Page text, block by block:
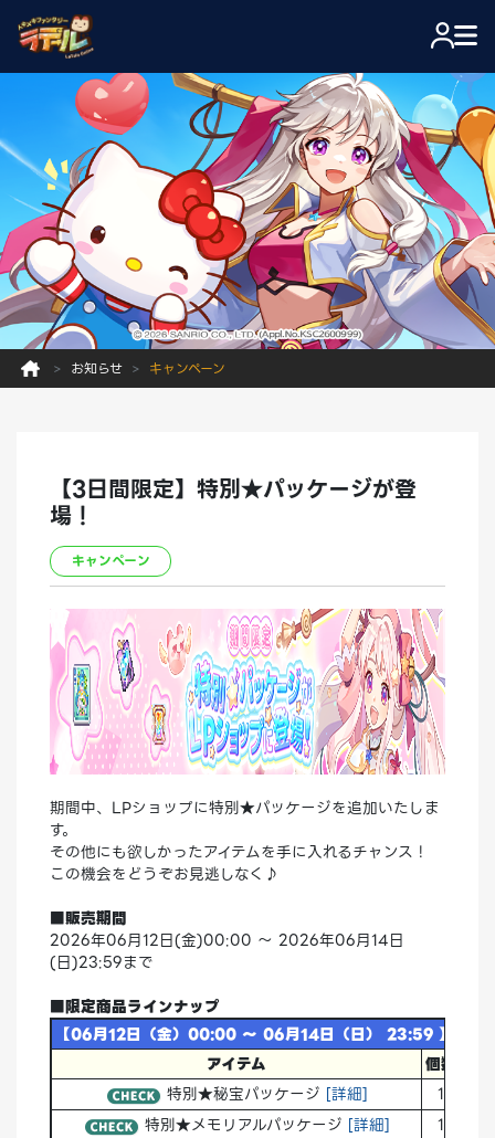
お知らせ キャンペーン
【3日間限定】特別★パッケージが登
場！
キャンペーン
期間中、LPショップに特別★パッケージを追加いたしま
す。
その他にも欲しかったアイテムを手に入れるチャンス！
この機会をどうぞお見逃しなく♪
■販売期間
2026年06月12日(金)00:00 ～ 2026年06月14日
(日)23:59まで
■限定商品ラインナップ
【06月12日（金）00:00 ～ 06月14日（日） 23:59 】
アイテム
個数
特別★秘宝パッケージ [詳細] 1
特別★メモリアルパッケージ [詳細] 1